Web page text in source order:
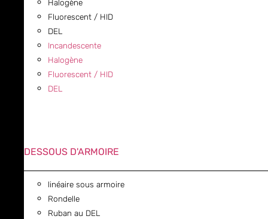
Halogène
Fluorescent / HID
DEL
Incandescente
Halogène
Fluorescent / HID
DEL
DESSOUS D'ARMOIRE
linéaire sous armoire
Rondelle
Ruban au DEL